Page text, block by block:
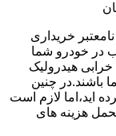
خریداری
در خودرو شما
هیدرولیک
باشند.در چنین
اید،اما لازم است
هزینه های